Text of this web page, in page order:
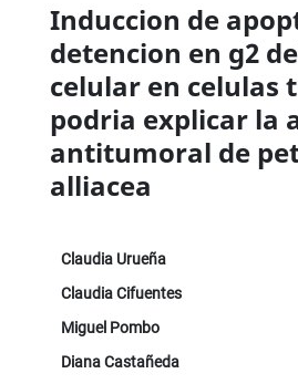
Induccion de
detencion en g2
celular en celulas
podria explicar la
antitumoral de
alliacea
Claudia Urueña
Claudia Cifuentes
Miguel Pombo
Diana Castañeda